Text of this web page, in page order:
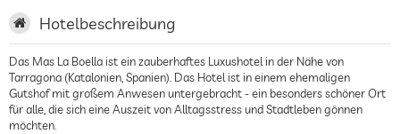
Hotelbeschreibung
Das Mas La Boella ist ein zauberhaftes Luxushotel in der Nähe von
Tarragona (Katalonien, Spanien). Das Hotel ist in einem ehemaligen
Gutshof mit großem Anwesen untergebracht - ein besonders schöner Ort
für alle, die sich eine Auszeit von Alltagsstress und Stadtleben gönnen
möchten.